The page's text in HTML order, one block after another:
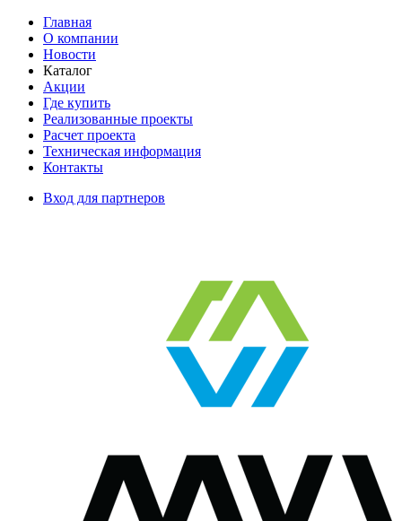
Главная
О компании
Новости
Каталог
Акции
Где купить
Реализованные проекты
Расчет проекта
Техническая информация
Контакты
Вход для партнеров